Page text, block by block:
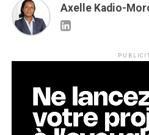
Axelle Kadio-